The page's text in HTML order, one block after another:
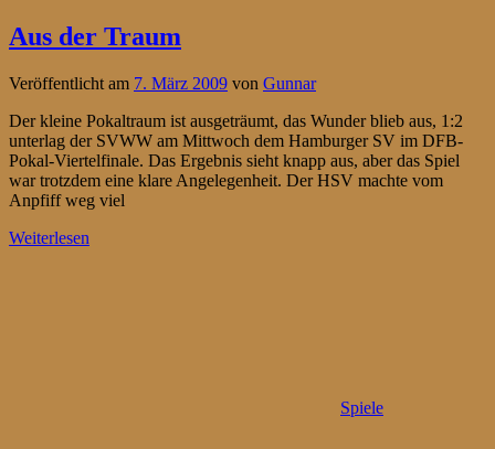
Aus der Traum
Veröffentlicht am 7. März 2009 von Gunnar
Der kleine Pokaltraum ist ausgeträumt, das Wunder blieb aus, 1:2
unterlag der SVWW am Mittwoch dem Hamburger SV im DFB-
Pokal-Viertelfinale. Das Ergebnis sieht knapp aus, aber das Spiel
war trotzdem eine klare Angelegenheit. Der HSV machte vom
Anpfiff weg viel
Weiterlesen
Spiele